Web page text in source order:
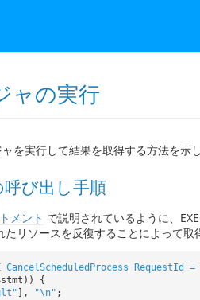
ャの実行
を実行して結果を取得する方法を示し
び出し手順
メント で説明されているように、
リソースを反復することによって取
CancelScheduledProcess RequestId
{
], "\n" ;